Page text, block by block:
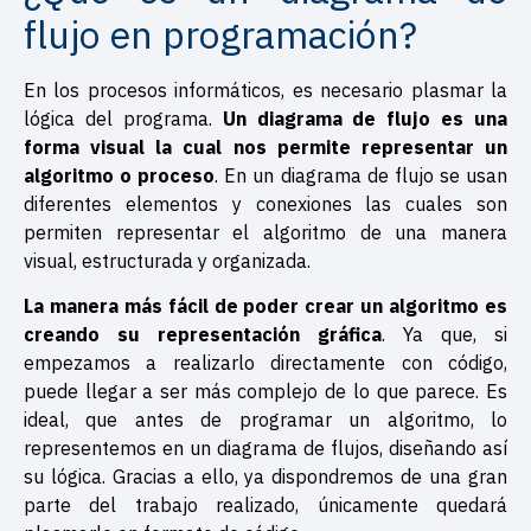
flujo en programación?
En los procesos informáticos, es necesario plasmar la
lógica del programa. Un diagrama de flujo es una
forma visual la cual nos permite representar un
algoritmo o proceso. En un diagrama de flujo se usan
diferentes elementos y conexiones las cuales son
permiten representar el algoritmo de una manera
visual, estructurada y organizada.
La manera más fácil de poder crear un algoritmo es
creando su representación gráfica. Ya que, si
empezamos a realizarlo directamente con código,
puede llegar a ser más complejo de lo que parece. Es
ideal, que antes de programar un algoritmo, lo
representemos en un diagrama de flujos, diseñando así
su lógica. Gracias a ello, ya dispondremos de una gran
parte del trabajo realizado, únicamente quedará